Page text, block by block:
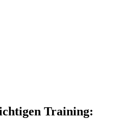
Training: